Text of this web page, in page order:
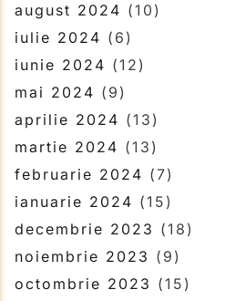
august 2024 (10)
iulie 2024 (6)
iunie 2024 (12)
mai 2024 (9)
aprilie 2024 (13)
martie 2024 (13)
februarie 2024 (7)
ianuarie 2024 (15)
decembrie 2023 (18)
noiembrie 2023 (9)
octombrie 2023 (15)